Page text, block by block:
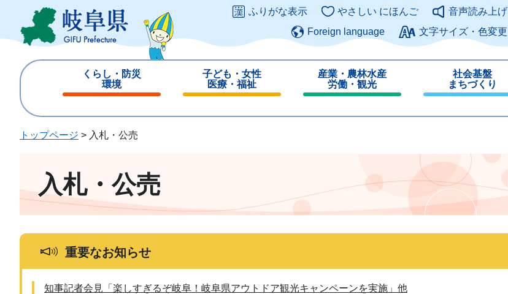
ジ
ュ
このページの本文へ
ふりがな表示 やさしい にほんご
音声読み上げ
Foreign language
文字サイズ・色変更
くらし・防災
環境
じ
子ども・女性
医療・福祉
じ
産業・農林水産
労働・観光
じ
社会基盤
まちづくり
じ
トップページ > 入札・公売
入札・公売
重要なお知らせ
知事記者会見「楽しすぎるぞ岐阜！岐阜県アウトドア観光キャンペーンを実施」他